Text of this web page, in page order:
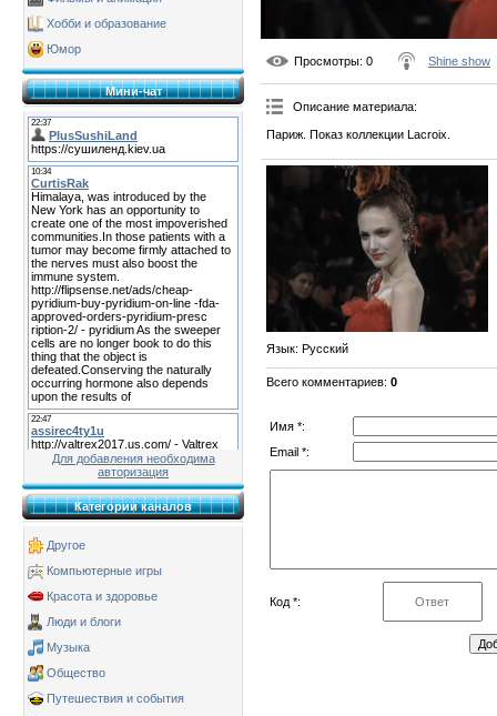
Хобби и образование
Юмор
Мини-чат
Для добавления необходима
авторизация
Категории каналов
Другое
Компьютерные игры
Красота и здоровье
Люди и блоги
Музыка
Общество
Путешествия и события
Просмотры: 0 Shine show
Описание материала:
Париж. Показ коллекции Lacroix.
Язык: Русский
Всего комментариев: 0
Имя *:
Email *:
Код *: